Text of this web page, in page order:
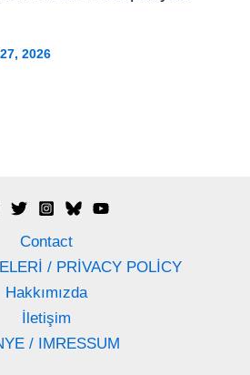
2026
Contact
/ PRİVACY POLİCY
Hakkımızda
İletişim
/ IMRESSUM